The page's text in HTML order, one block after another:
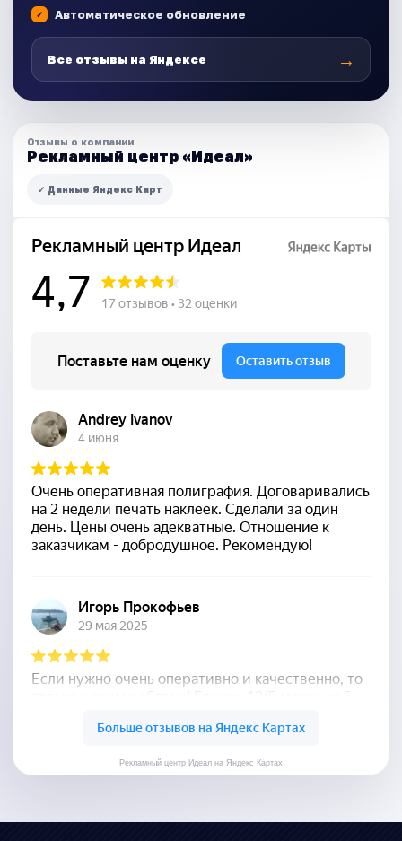
Автоматическое обновление
Все отзывы на Яндексе →
Отзывы о компании
Рекламный центр «Идеал»
✓ Данные Яндекс Карт
Рекламный центр Идеал на Яндекс Картах